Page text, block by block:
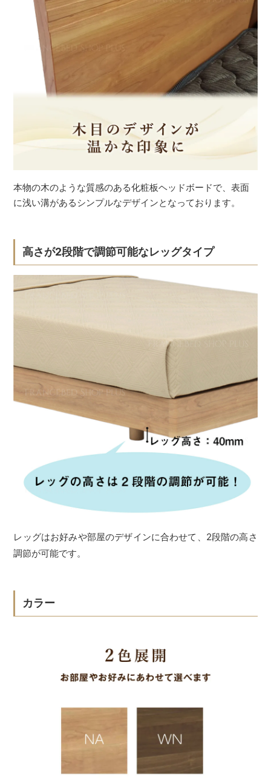
本物の木のような質感のある化粧板ヘッドボードで、表面
に浅い溝があるシンプルなデザインとなっております。
高さが2段階で調節可能なレッグタイプ
レッグはお好みや部屋のデザインに合わせて、2段階の高さ
調節が可能です。
カラー